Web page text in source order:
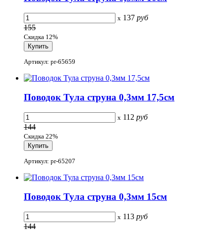
x 137 руб
155
Скидка 12%
Артикул: pr-65659
Поводок Тула струна 0,3мм 17,5см
x 112 руб
144
Скидка 22%
Артикул: pr-65207
Поводок Тула струна 0,3мм 15см
x 113 руб
144